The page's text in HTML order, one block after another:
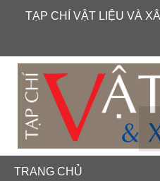
TẠP CHÍ VẬT LIỆU VÀ
TRANG CHỦ